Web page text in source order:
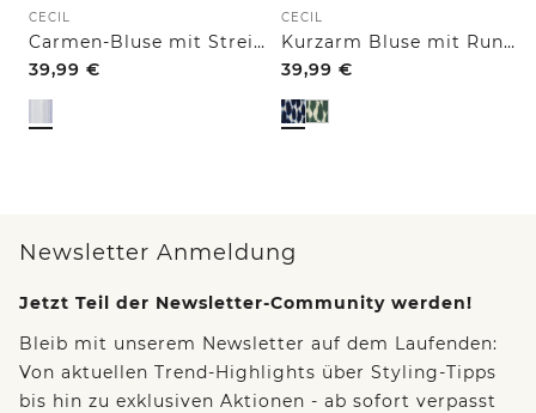
CECIL
Carmen-Bluse mit Streifenmuster
39,99 €
CECIL
Kurzarm Bluse mit Rundhals und Print
39,99 €
Newsletter Anmeldung
Jetzt Teil der Newsletter-Community werden!
Bleib mit unserem Newsletter auf dem Laufenden:
Von aktuellen Trend-Highlights über Styling-Tipps
bis hin zu exklusiven Aktionen - ab sofort verpasst